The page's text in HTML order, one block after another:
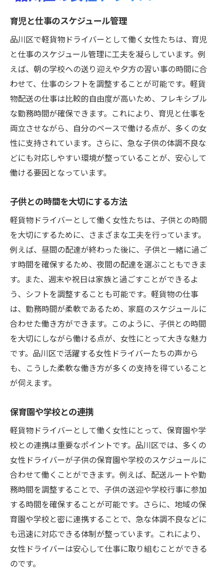
育児と仕事のスケジュール管理
品川区で軽貨物ドライバーとして働く女性たちは、育児
と仕事のスケジュール管理に工夫を凝らしています。例
えば、朝の学校への送り迎えや夕方の習い事の時間に合
わせて、仕事のシフトを調整することが可能です。軽貨
物配送の仕事は比較的自由度が高いため、フレキシブル
な勤務時間が確保できます。これにより、育児と仕事を
両立させながら、自分のペースで働ける点が、多くの女
性に支持されています。さらに、急な子供の体調不良な
どにも対応しやすい環境が整っていることが、安心して
働ける要因となっています。
子供との時間を大切にする方法
軽貨物ドライバーとして働く女性たちは、子供との時間
を大切にするために、さまざまな工夫を行っています。
例えば、昼間の配達が終わった後に、子供と一緒に過ご
す時間を確保するため、夜間の配達を選ぶこともできま
す。また、週末や祝日は家族と過ごすことができるよ
う、シフトを調整することも可能です。軽貨物の仕事
は、勤務時間が柔軟であるため、家庭のスケジュールに
合わせた働き方ができます。このように、子供との時間
を大切にしながら働ける点が、女性にとって大きな魅力
です。品川区で活躍する女性ドライバーたちの声から
も、こうした柔軟な働き方が多くの支持を得ていること
が伺えます。
保育園や学校との連携
軽貨物ドライバーとして働く女性にとって、保育園や学
校との連携は重要なポイントです。品川区では、多くの
女性ドライバーが子供の保育園や学校のスケジュールに
合わせて働くことができます。例えば、配送ルートや勤
務時間を調整することで、子供の送迎や学校行事に参加
する時間を確保することが可能です。さらに、地域の保
育園や学校と密に連携することで、急な体調不良などに
も迅速に対応できる体制が整っています。これにより、
女性ドライバーは安心して仕事に取り組むことができる
のです。